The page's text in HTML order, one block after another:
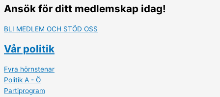
Ansök för ditt medlemskap idag!
BLI MEDLEM OCH STÖD OSS
Vår politik
Fyra hörnstenar
Politik A - Ö
Partiprogram